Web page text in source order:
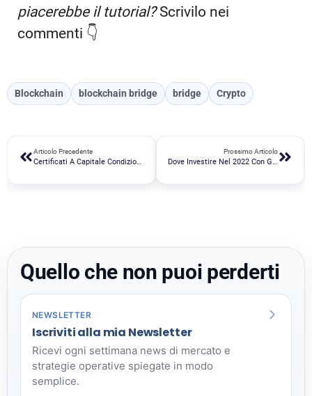
piacerebbe il tutorial?Scrivilo nei
commenti 👇
Blockchain blockchain bridge bridge Crypto
Articolo Precedente
Certificati A Capitale Condizionatamente Protetto Per Ottenere Entrate Periodiche
Prossimo Articolo
Dove Investire Nel 2022 Con Gli ETF?
Quello che non puoi perderti
NEWSLETTER
Iscriviti alla mia Newsletter
Ricevi ogni settimana news di mercato e
strategie operative spiegate in modo
semplice.